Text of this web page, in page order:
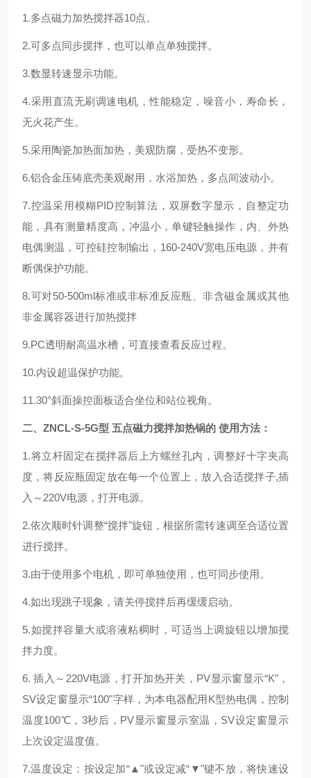
1.多点磁力加热搅拌器10点。
2.可多点同步搅拌，也可以单点单独搅拌。
3.数显转速显示功能。
4.采用直流无刷调速电机，性能稳定，噪音小，寿命长，
无火花产生。
5.采用陶瓷加热面加热，美观防腐，受热不变形。
6.铝合金压铸底壳美观耐用，水浴加热，多点间波动小。
7.控温采用模糊PID控制算法，双屏数字显示，自整定功
能，具有测量精度高，冲温小，单键轻触操作，内、外热
电偶测温，可控硅控制输出，160-240V宽电压电源，并有
断偶保护功能。
8.可对50-500ml标准或非标准反应瓶、非含磁金属或其他
非金属容器进行加热搅拌
9.PC透明耐高温水槽，可直接查看反应过程。
10.内设超温保护功能。
11.30°斜面操控面板适合坐位和站位视角。
二、 ZNCL-S-5G型 五点磁力搅拌加热锅的 使用方法 ：
1.将立杆固定在搅拌器后上方螺丝孔内，调整好十字夹高
度，将反应瓶固定放在每一个位置上，放入合适搅拌子,插
入～ 220V电源，打开电源。
2.依次顺时针调整“搅拌"旋钮，根据所需转速调至合适位置
进行搅拌。
3.由于使用多个电机，即可单独使用，也可同步使用。
4.如出现跳子现象，请关停搅拌后再缓缓启动。
5.如搅拌容量大或溶液粘稠时，可适当上调旋钮以增加搅
拌力度。
6. 插入～ 220V电源，打开加热开关， PV显示窗显示“K"，
SV设定窗显示“100"字样，为本电器配用 K型热电偶，控制
温度100℃， 3秒后， PV显示窗显示室温， SV设定窗显示
上次设定温度值。
7.温度设定：按设定加“▲"或设定减“▼"键不放，将快速设